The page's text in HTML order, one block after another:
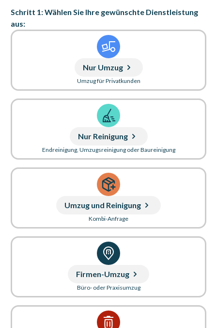
Schritt 1: Wählen Sie Ihre gewünschte Dienstleistung
aus:
Nur Umzug
Umzug für Privatkunden
Nur Reinigung
Endreinigung, Umzugsreinigung oder Baureinigung
Umzug und Reinigung
Kombi-Anfrage
Firmen-Umzug
Büro- oder Praxisumzug